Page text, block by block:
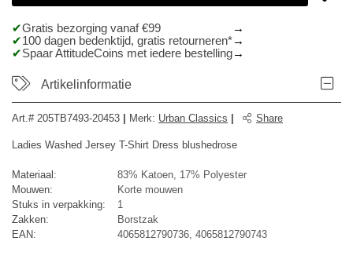
Gratis bezorging vanaf €99
100 dagen bedenktijd, gratis retourneren*
Spaar AttitudeCoins met iedere bestelling
Artikelinformatie
Art.# 205TB7493-20453 Merk: Urban Classics Share
Ladies Washed Jersey T-Shirt Dress blushedrose
Materiaal:
83% Katoen, 17% Polyester
Mouwen:
Korte mouwen
Stuks in verpakking:
1
Zakken:
Borstzak
EAN:
4065812790736, 4065812790743